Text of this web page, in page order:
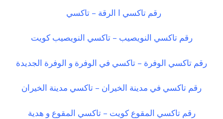
رقم تاكسي ا الرقة – تاكسي
رقم تاكسي النويصيب – تاكسي النويصيب كويت
رقم تاكسي الوفرة – تاكسي في الوفرة و الوفرة الجديدة
رقم تاكسي في مدينة الخيران – تاكسي مدينة الخيران
رقم تاكسي المقوع كويت – تاكسي المقوع و هدية